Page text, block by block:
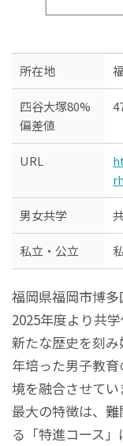
所在地
四谷大塚80%
偏差値
URL
男女共学
私立・公立
福岡県福岡市博多
2025年度より共
新たな歴史を刻
年培った男子教
境を融合させてい
最大の特徴は、
る「特進コース